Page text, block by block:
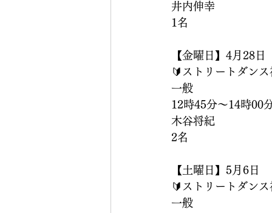
井内伸幸
1名
【金曜日】4月28日
🔰ストリートダンス
一般
12時45分〜14時00
木谷将紀
2名
【土曜日】5月6日
🔰ストリートダンス
一般